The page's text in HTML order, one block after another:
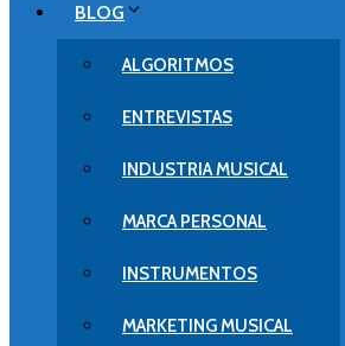
BLOG
ALGORITMOS
ENTREVISTAS
INDUSTRIA MUSICAL
MARCA PERSONAL
INSTRUMENTOS
MARKETING MUSICAL